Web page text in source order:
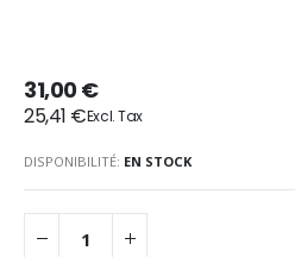
31,00 €
25,41 €
DISPONIBILITÉ: EN STOCK